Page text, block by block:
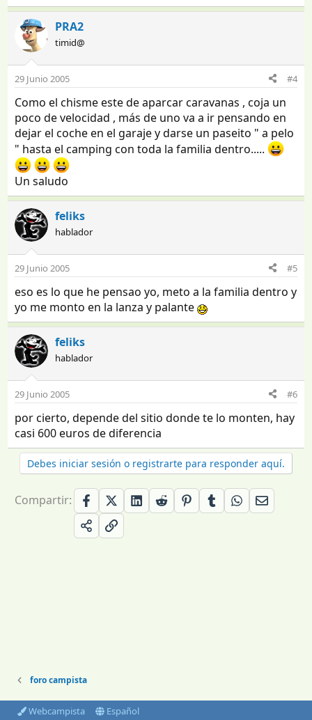
PRA2
timid@
29 Junio 2005 #4
Como el chisme este de aparcar caravanas , coja un
poco de velocidad , más de uno va a ir pensando en
dejar el coche en el garaje y darse un paseito " a pelo
" hasta el camping con toda la familia dentro.....
Un saludo
feliks
hablador
29 Junio 2005 #5
eso es lo que he pensao yo, meto a la familia dentro y
yo me monto en la lanza y palante
feliks
hablador
29 Junio 2005 #6
por cierto, depende del sitio donde te lo monten, hay
casi 600 euros de diferencia
Debes iniciar sesión o registrarte para responder aquí.
Compartir:
foro campista
Webcampista Español